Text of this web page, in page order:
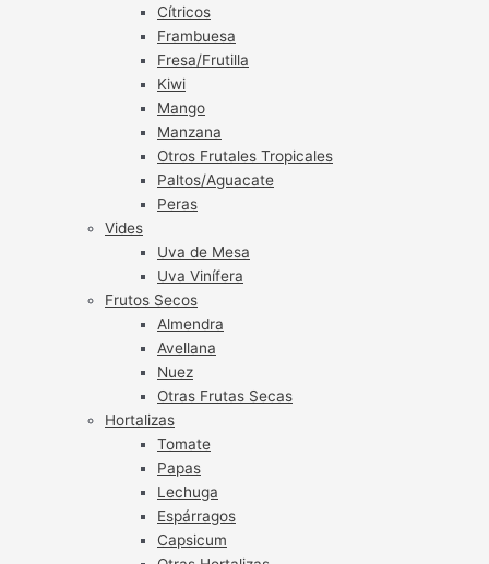
Cítricos
Frambuesa
Fresa/Frutilla
Kiwi
Mango
Manzana
Otros Frutales Tropicales
Paltos/Aguacate
Peras
Vides
Uva de Mesa
Uva Vinífera
Frutos Secos
Almendra
Avellana
Nuez
Otras Frutas Secas
Hortalizas
Tomate
Papas
Lechuga
Espárragos
Capsicum